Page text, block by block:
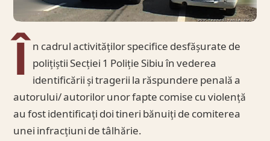
Î n cadrul activităților specifice desfășurate de
polițiștii Secției 1 Poliție Sibiu în vederea
identificării și tragerii la răspundere penală a
autorului/ autorilor unor fapte comise cu violență
au fost identificați doi tineri bănuiți de comiterea
unei infracțiuni de tâlhărie.